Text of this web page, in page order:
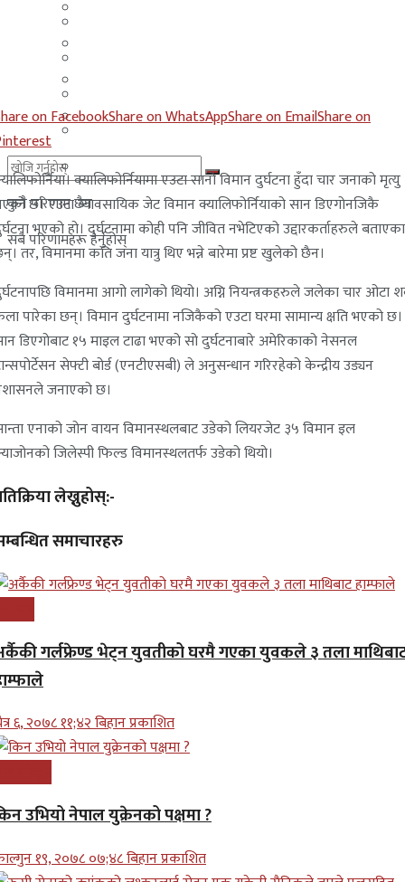
साउदी अरब
कुनै परिणाम छैन
सबै परिणामहरू हेर्नुहोस्
साउदी अरब
on FacebookShare on WhatsAppShare on EmailShare on
क्यालिफोर्नियामा एउटा सानो विमान दुर्घटना हुँदा चार जनाको मृत्यु
छ। एउटा व्यावसायिक जेट विमान क्यालिफोर्नियाको सान डिएगोनजिकै
भएको हो। दुर्घटनामा कोही पनि जीवित नभेटिएको उद्दारकर्ताहरुले बताएका
तर, विमानमा कति जना यात्रु थिए भन्ने बारेमा प्रष्ट खुलेको छैन।
विमानमा आगो लागेको थियो। अग्नि नियन्त्रकहरुले जलेका चार ओटा
पारेका छन्। विमान दुर्घटनामा नजिकैको एउटा घरमा सामान्य क्षति भएको छ।
डिएगोबाट १५ माइल टाढा भएको सो दुर्घटनाबारे अमेरिकाको नेसनल
सेफ्टी बोर्ड (एनटीएसबी) ले अनुसन्धान गरिरहेको केन्द्रीय उड्यन
जनाएको छ।
एनाको जोन वायन विमानस्थलबाट उडेको लियरजेट ३५ विमान इल
जिलेस्पी फिल्ड विमानस्थलतर्फ उडेको थियो।
लेख्नुहोस्:-
समाचारहरु
गर्लफ्रेण्ड भेट्न युवतीको घरमै गएका युवकले ३ तला
६, २०७८ ११;४२ बिहान प्रकाशित
उभियो नेपाल युक्रेनको पक्षमा ?
१९, २०७८ ०७;४८ बिहान प्रकाशित